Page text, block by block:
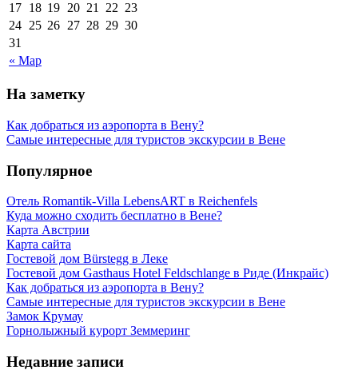
« Мар
17 18 19 20 21 22 23
24 25 26 27 28 29 30
31
На заметку
Как добраться из аэропорта в Вену?
Самые интересные для туристов экскурсии в Вене
Популярное
Отель Romantik-Villa LebensART в Reichenfels
Куда можно сходить бесплатно в Вене?
Карта Австрии
Карта сайта
Гостевой дом Bürstegg в Леке
Гостевой дом Gasthaus Hotel Feldschlange в Риде (Инкрайс)
Как добраться из аэропорта в Вену?
Самые интересные для туристов экскурсии в Вене
Замок Крумау
Горнолыжный курорт Земмеринг
Недавние записи